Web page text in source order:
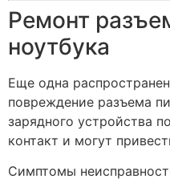
Ремонт
ноутбука
Еще одна
повреждение разъема
зарядного устройства
контакт и могут
Симптомы